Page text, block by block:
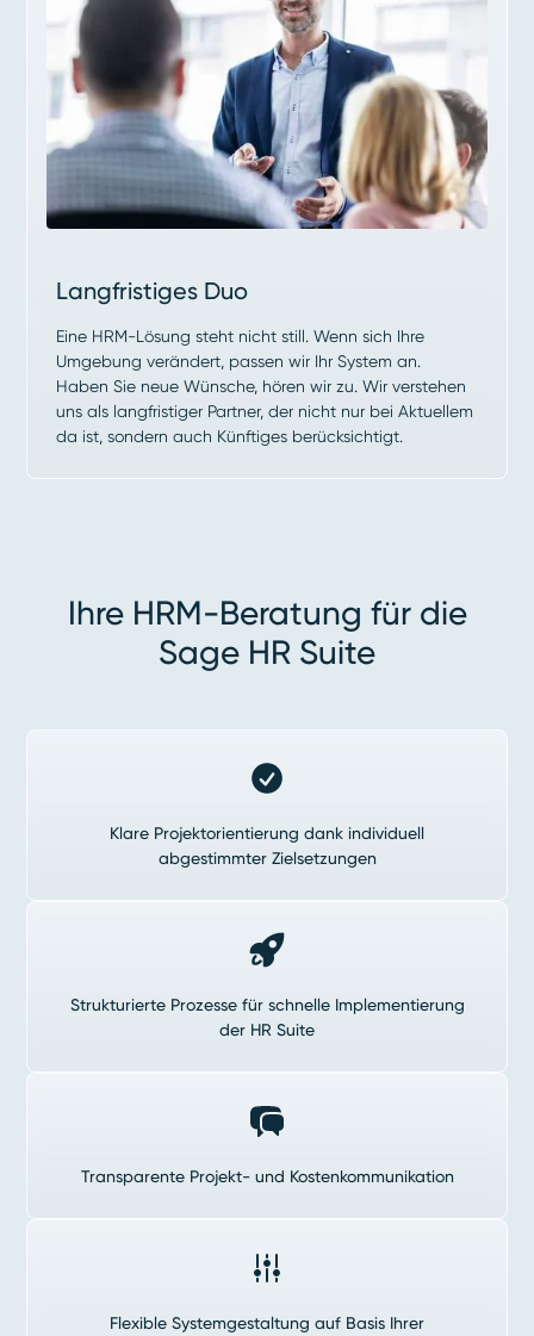
Langfristiges Duo
Eine HRM-Lösung steht nicht still. Wenn sich Ihre
Umgebung verändert, passen wir Ihr System an.
Haben Sie neue Wünsche, hören wir zu. Wir verstehen
uns als langfristiger Partner, der nicht nur bei Aktuellem
da ist, sondern auch Künftiges berücksichtigt.
Ihre HRM-Beratung für die
Sage HR Suite
Klare Projektorientierung dank individuell
abgestimmter Zielsetzungen
Strukturierte Prozesse für schnelle Implementierung
der HR Suite
Transparente Projekt- und Kostenkommunikation
Flexible Systemgestaltung auf Basis Ihrer